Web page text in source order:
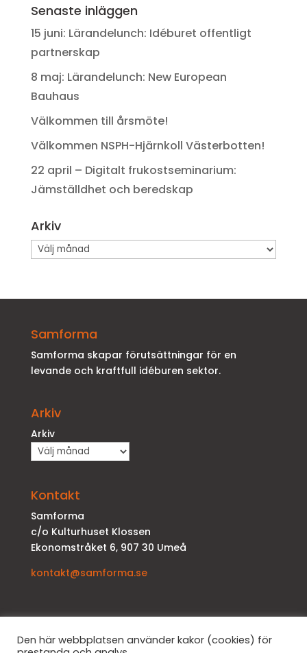
Senaste inläggen
15 juni: Lärandelunch: Idéburet offentligt
partnerskap
8 maj: Lärandelunch: New European
Bauhaus
Välkommen till årsmöte!
Välkommen NSPH-Hjärnkoll Västerbotten!
22 april – Digitalt frukostseminarium:
Jämställdhet och beredskap
Arkiv
Arkiv
Samforma
Samforma skapar förutsättningar för en
levande och kraftfull idéburen sektor.
Arkiv
Arkiv
Kontakt
Samforma
c/o Kulturhuset Klossen
Ekonomstråket 6, 907 30 Umeå
kontakt@samforma.se
Den här webbplatsen använder kakor (cookies) för